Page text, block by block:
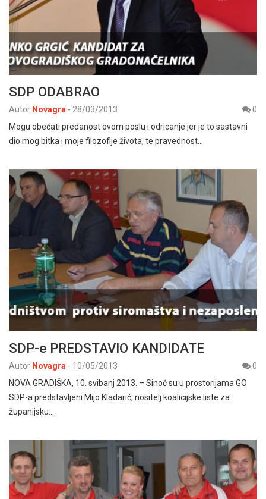
SDP ODABRAO
Autor Novagra - 28/03/2013
0
Mogu obećati predanost ovom poslu i odricanje jer je to sastavni
dio mog bitka i moje filozofije života, te pravednost…
SDP-e PREDSTAVIO KANDIDATE
Autor Novagra - 10/05/2013
0
NOVA GRADIŠKA, 10. svibanj 2013. – Sinoć su u prostorijama GO
SDP-a predstavljeni Mijo Kladarić, nositelj koalicijske liste za
županijsku…